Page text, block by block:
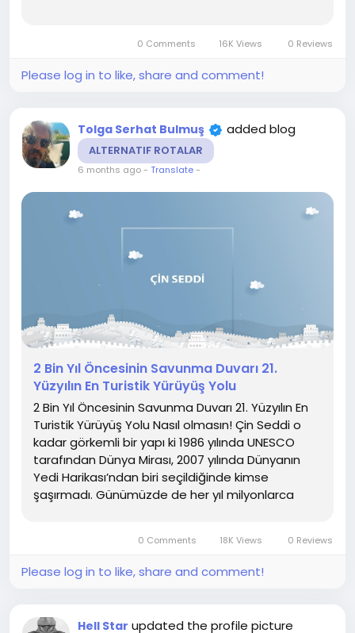
0 Comments 16K Views 0 Reviews
Please log in to like, share and comment!
Tolga Serhat Bulmuş added blog
ALTERNATIF ROTALAR
6 months ago- Translate-
2 Bin Yıl Öncesinin Savunma Duvarı 21.
Yüzyılın En Turistik Yürüyüş Yolu
2 Bin Yıl Öncesinin Savunma Duvarı 21. Yüzyılın En
Turistik Yürüyüş Yolu Nasıl olmasın! Çin Seddi o
kadar görkemli bir yapı ki 1986 yılında UNESCO
tarafından Dünya Mirası, 2007 yılında Dünyanın
Yedi Harikası’ndan biri seçildiğinde kimse
şaşırmadı. Günümüzde de her yıl milyonlarca
0 Comments 18K Views 0 Reviews
Please log in to like, share and comment!
Hell Star updated the profile picture